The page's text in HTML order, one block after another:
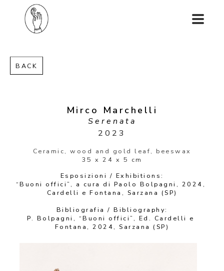
BACK
Mirco Marchelli
Serenata
2023
Ceramic, wood and gold leaf, beeswax
35 x 24 x 5 cm
Esposizioni / Exhibitions:
“Buoni offici”, a cura di Paolo Bolpagni, 2024,
Cardelli e Fontana, Sarzana (SP)
Bibliografia / Bibliography:
P. Bolpagni, “Buoni offici”, Ed. Cardelli e
Fontana, 2024, Sarzana (SP)